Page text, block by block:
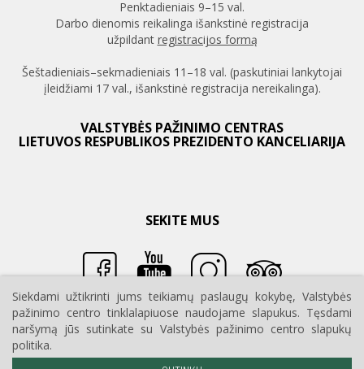
Penktadieniais 9–15 val.
Darbo dienomis reikalinga išankstinė registracija
užpildant registracijos formą
Šeštadieniais–sekmadieniais 11–18 val. (paskutiniai lankytojai
įleidžiami 17 val., išankstinė registracija nereikalinga).
VALSTYBĖS PAŽINIMO CENTRAS
LIETUVOS RESPUBLIKOS PREZIDENTO KANCELIARIJA
SEKITE MUS
Siekdami užtikrinti jums teikiamų paslaugų kokybę, Valstybės
pažinimo centro tinklalapiuose naudojame slapukus. Tęsdami
naršymą jūs sutinkate su Valstybės pažinimo centro slapukų
politika.